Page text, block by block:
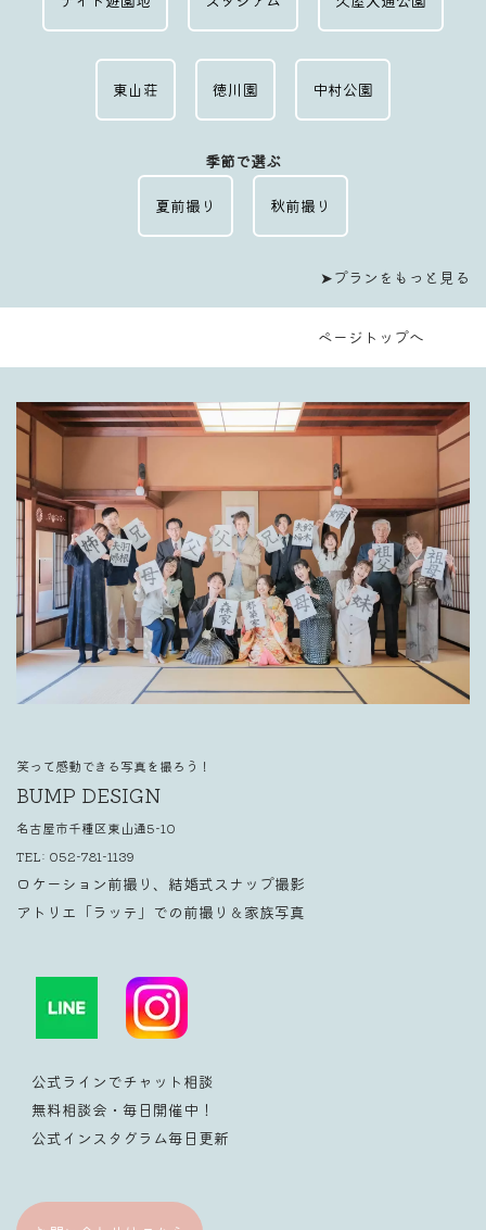
東山荘 徳川園 中村公園
季節で選ぶ
夏前撮り 秋前撮り
➤プランをもっと見る
ページトップへ
笑って感動できる写真を撮ろう！
BUMP DESIGN
名古屋市千種区東山通5-10
TEL: 052-781-1139
ロケーション前撮り、結婚式スナップ撮影
アトリエ「ラッテ」での前撮り＆家族写真
公式ラインでチャット相談
無料相談会・毎日開催中！
公式インスタグラム毎日更新